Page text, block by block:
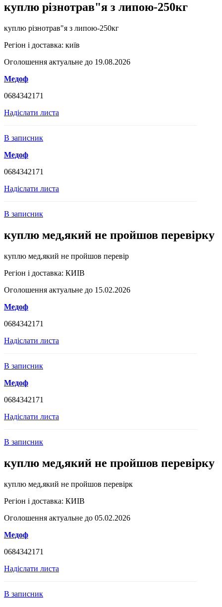
куплю різнотрав"я з липою-250кг
куплю різнотрав"я з липою-250кг
Регіон і доставка: київ
Оголошення актуальне до 19.08.2026
Медоф
0684342171
Надіслати листа
В записник
Медоф
0684342171
Надіслати листа
В записник
куплю мед,який не пройшов перевірку
куплю мед,який не пройшов перевір
Регіон і доставка: КИІВ
Оголошення актуальне до 15.02.2026
Медоф
0684342171
Надіслати листа
В записник
Медоф
0684342171
Надіслати листа
В записник
куплю мед,який не пройшов перевірку
куплю мед,який не пройшов перевірк
Регіон і доставка: КИІВ
Оголошення актуальне до 05.02.2026
Медоф
0684342171
Надіслати листа
В записник